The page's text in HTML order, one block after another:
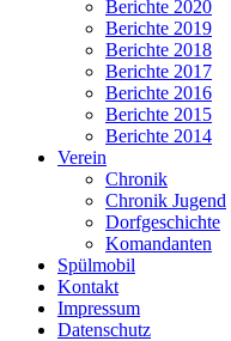
Berichte 2020
Berichte 2019
Berichte 2018
Berichte 2017
Berichte 2016
Berichte 2015
Berichte 2014
Verein
Chronik
Chronik Jugend
Dorfgeschichte
Komandanten
Spülmobil
Kontakt
Impressum
Datenschutz